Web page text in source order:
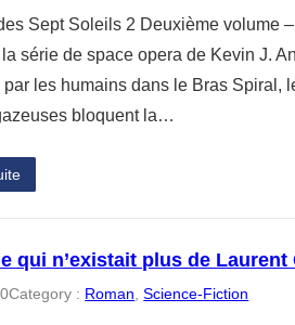
Sept Soleils 2 Deuxième volume
série de space opera de Kevin J.
les humains dans le Bras Spiral,
bloquent la…
qui n’existait plus de Laurent
Category : Roman , Science-Fiction